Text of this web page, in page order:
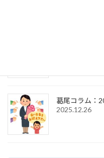
葛尾コラム：
2025.12.26